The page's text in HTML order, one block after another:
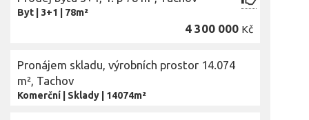
Byt 3+1 78m²
4 300 000 Kč
Pronájem skladu, výrobních prostor 14.074
m², Tachov
Komerční Sklady 14074m²